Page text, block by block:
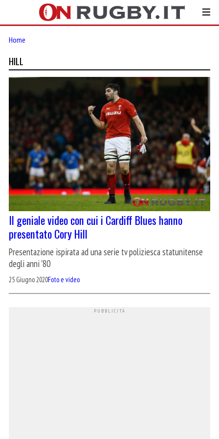
Home
HILL
Il geniale video con cui i Cardiff Blues hanno
presentato Cory Hill
Presentazione ispirata ad una serie tv poliziesca statunitense
degli anni '80
25 Giugno 2020Foto e video